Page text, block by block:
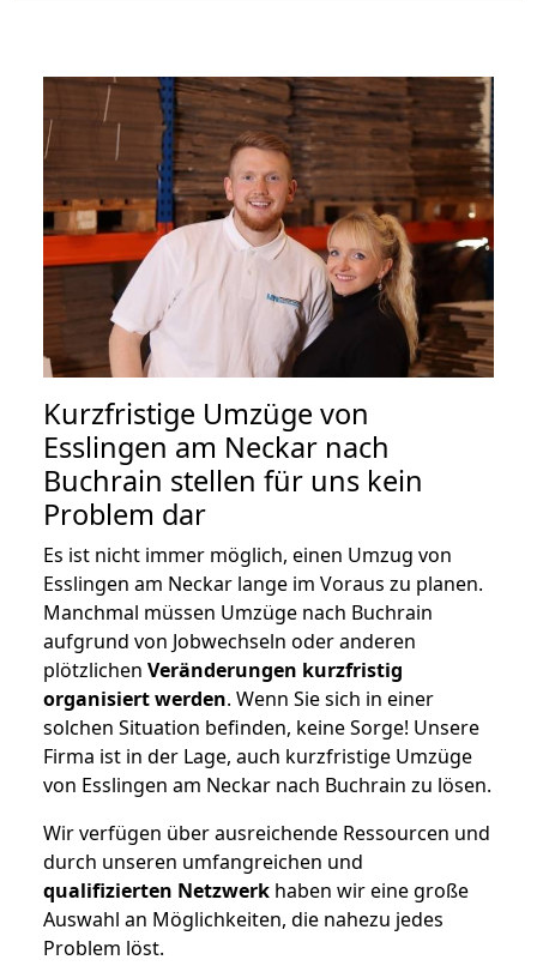
Kurzfristige Umzüge von
Esslingen am Neckar nach
Buchrain stellen für uns kein
Problem dar
Es ist nicht immer möglich, einen Umzug von
Esslingen am Neckar lange im Voraus zu planen.
Manchmal müssen Umzüge nach Buchrain
aufgrund von Jobwechseln oder anderen
plötzlichen Veränderungen kurzfristig
organisiert werden. Wenn Sie sich in einer
solchen Situation befinden, keine Sorge! Unsere
Firma ist in der Lage, auch kurzfristige Umzüge
von Esslingen am Neckar nach Buchrain zu lösen.
Wir verfügen über ausreichende Ressourcen und
durch unseren umfangreichen und
qualifizierten Netzwerk haben wir eine große
Auswahl an Möglichkeiten, die nahezu jedes
Problem löst.